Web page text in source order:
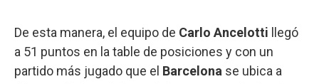
De esta manera, el equipo de Carlo Ancelotti llegó
a 51 puntos en la table de posiciones y con un
partido más jugado que el Barcelona se ubica a